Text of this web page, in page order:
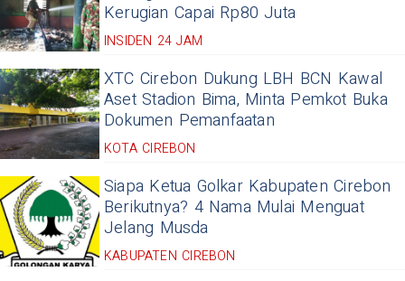
Kerugian Capai Rp80 Juta
INSIDEN 24 JAM
XTC Cirebon Dukung LBH BCN Kawal
Aset Stadion Bima, Minta Pemkot Buka
Dokumen Pemanfaatan
KOTA CIREBON
Siapa Ketua Golkar Kabupaten Cirebon
Berikutnya? 4 Nama Mulai Menguat
Jelang Musda
KABUPATEN CIREBON